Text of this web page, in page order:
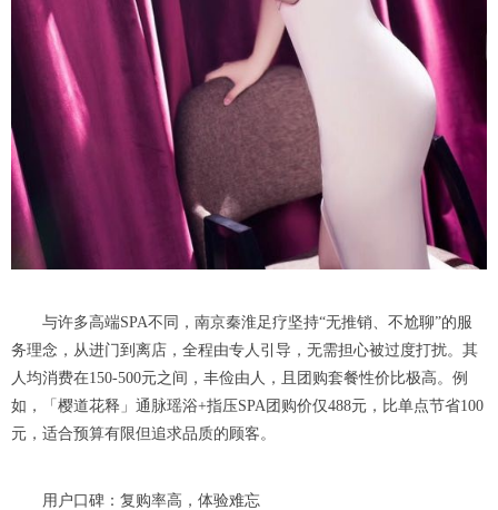
与许多高端SPA不同，南京秦淮足疗坚持“无推销、不尬聊”的服
务理念，从进门到离店，全程由专人引导，无需担心被过度打扰。其
人均消费在150-500元之间，丰俭由人，且团购套餐性价比极高。例
如，「樱道花释」通脉瑶浴+指压SPA团购价仅488元，比单点节省100
元，适合预算有限但追求品质的顾客。
用户口碑：复购率高，体验难忘